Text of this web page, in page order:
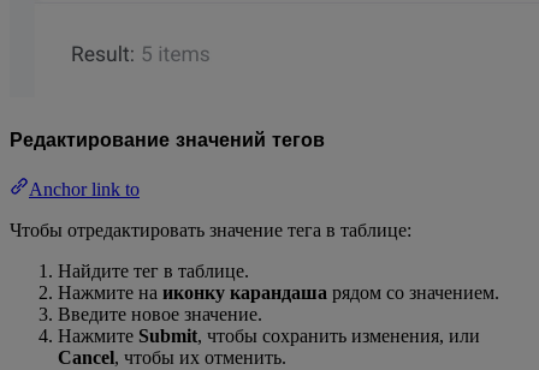
Редактирование значений тегов
Anchor link to
Чтобы отредактировать значение тега в таблице:
Найдите тег в таблице.
Нажмите на иконку карандаша рядом со значением.
Введите новое значение.
Нажмите Submit, чтобы сохранить изменения, или
Cancel, чтобы их отменить.